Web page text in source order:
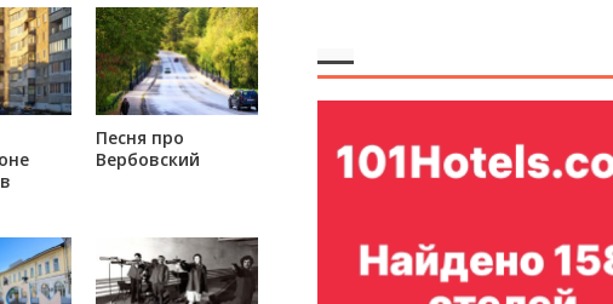
Песня про
Вербовский